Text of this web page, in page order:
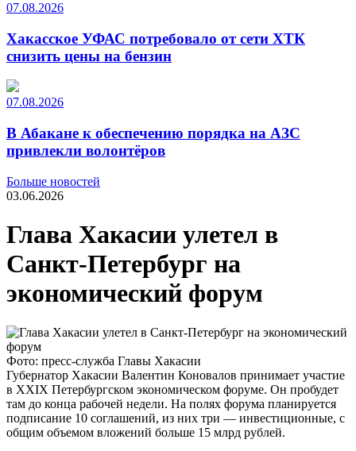
07.08.2026
Хакасское УФАС потребовало от сети ХТК
снизить цены на бензин
07.08.2026
В Абакане к обеспечению порядка на АЗС
привлекли волонтёров
Больше новостей
03.06.2026
Глава Хакасии улетел в
Санкт-Петербург на
экономический форум
Фото: пресс-служба Главы Хакасии
Губернатор Хакасии Валентин Коновалов принимает участие
в XXIX Петербургском экономическом форуме. Он пробудет
там до конца рабочей недели. На полях форума планируется
подписание 10 соглашений, из них три — инвестиционные, с
общим объемом вложений больше 15 млрд рублей.